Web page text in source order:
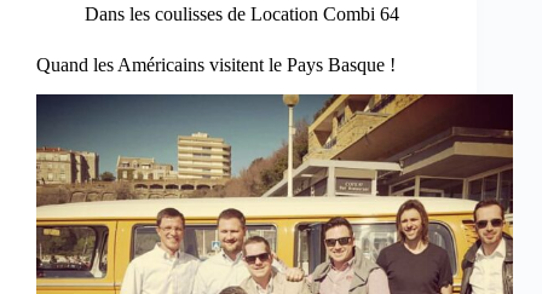
Dans les coulisses de Location Combi 64
Quand les Américains visitent le Pays Basque !